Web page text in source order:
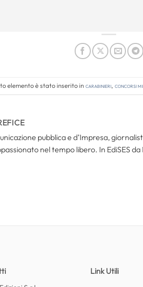
elemento è stato inserito inCarabinieri, Concorsi
pubblica e d’Impresa,
nel tempo libero. In EdiSES da
Link Utili